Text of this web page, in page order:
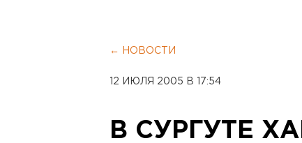
← НОВОСТИ
12 ИЮЛЯ 2005 В 17:54
В СУРГУТЕ